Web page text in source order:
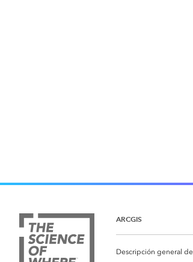
ARCGIS
Descripción general de